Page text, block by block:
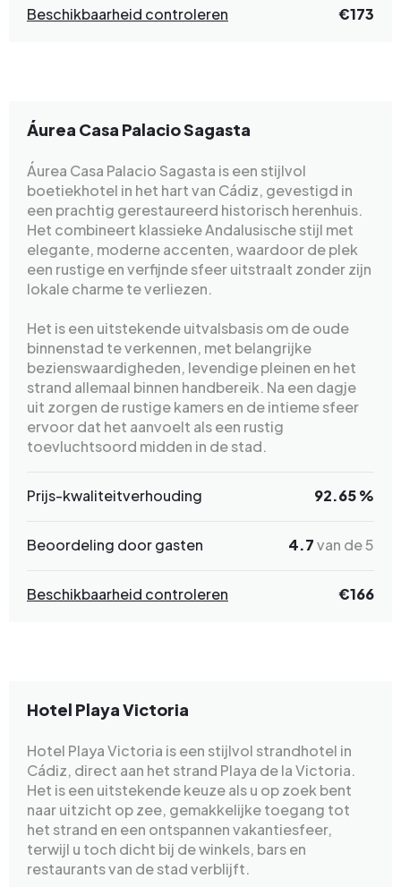
Beschikbaarheid controleren €173
Áurea Casa Palacio Sagasta
Áurea Casa Palacio Sagasta is een stijlvol
boetiekhotel in het hart van Cádiz, gevestigd in
een prachtig gerestaureerd historisch herenhuis.
Het combineert klassieke Andalusische stijl met
elegante, moderne accenten, waardoor de plek
een rustige en verfijnde sfeer uitstraalt zonder zijn
lokale charme te verliezen.
Het is een uitstekende uitvalsbasis om de oude
binnenstad te verkennen, met belangrijke
bezienswaardigheden, levendige pleinen en het
strand allemaal binnen handbereik. Na een dagje
uit zorgen de rustige kamers en de intieme sfeer
ervoor dat het aanvoelt als een rustig
toevluchtsoord midden in de stad.
Prijs-kwaliteitverhouding 92.65 %
Beoordeling door gasten 4.7van de 5
Beschikbaarheid controleren €166
Hotel Playa Victoria
Hotel Playa Victoria is een stijlvol strandhotel in
Cádiz, direct aan het strand Playa de la Victoria.
Het is een uitstekende keuze als u op zoek bent
naar uitzicht op zee, gemakkelijke toegang tot
het strand en een ontspannen vakantiesfeer,
terwijl u toch dicht bij de winkels, bars en
restaurants van de stad verblijft.